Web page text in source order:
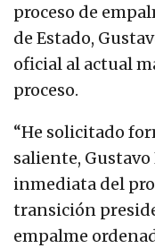
proceso de
de Estado,
oficial al actual
proceso.
“He solicitado
saliente,
inmediata del
transición
empalme